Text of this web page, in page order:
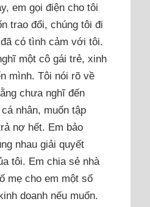
em gọi điện cho tôi
trao đổi, chúng tôi đi
có tình cảm với tôi.
một cô gái trẻ, xinh
mình. Tôi nói rõ về
chưa nghĩ đến
nhân, muốn tập
nợ hết. Em bảo
nhau giải quyết
tôi. Em chia sẻ nhà
mẹ cho em một số
doanh nếu muốn.